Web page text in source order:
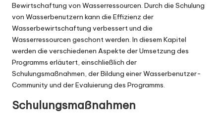
Bewirtschaftung von Wasserressourcen. Durch die Schulung
von Wasserbenutzern kann die Effizienz der
Wasserbewirtschaftung verbessert und die
Wasserressourcen geschont werden. In diesem Kapitel
werden die verschiedenen Aspekte der Umsetzung des
Programms erläutert, einschließlich der
Schulungsmaßnahmen, der Bildung einer Wasserbenutzer-
Community und der Evaluierung des Programms.
Schulungsmaßnahmen